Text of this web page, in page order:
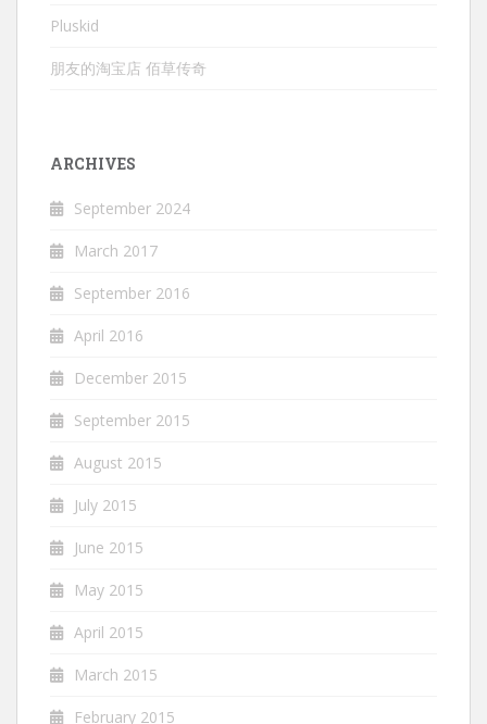
Pluskid
朋友的淘宝店 佰草传奇
ARCHIVES
September 2024
March 2017
September 2016
April 2016
December 2015
September 2015
August 2015
July 2015
June 2015
May 2015
April 2015
March 2015
February 2015